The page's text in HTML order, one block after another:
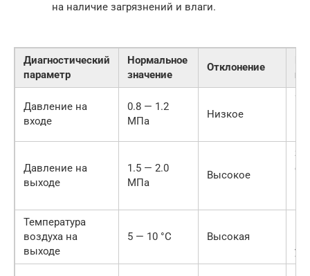
на наличие загрязнений и влаги.
Диагностический
параметр
Нормальное
значение
Отклонение
Давление на
входе
0.8 — 1.2
МПа
Низкое
Давление на
выходе
1.5 — 2.0
МПа
Высокое
Температура
воздуха на
выходе
5 — 10 °C Высокая